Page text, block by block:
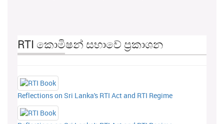
RTI කොමිෂන් සභාවේ ප්‍රකාශන
Reflections on Sri Lanka's RTI Act and RTI Regime